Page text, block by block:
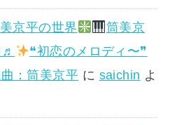
京平の世界
筒美京
♬
❝初恋のメロディ〜❞
：筒美京平 に saichin よ